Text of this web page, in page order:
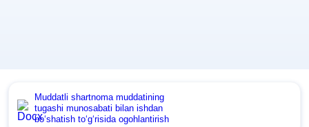
Muddatli shartnoma muddatining
tugashi munosabati bilan ishdan
boʻshatish toʻgʻrisida ogohlantirish